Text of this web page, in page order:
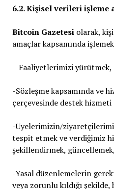
6.2. Kişisel verileri işleme
Bitcoin Gazetesiolarak,
amaçlar kapsamında
– Faaliyetlerimizi yürütmek,
-Sözleşme kapsamında ve
çerçevesinde destek hizmeti
-Üyelerimizin/
tespit etmek ve verdiğimiz
şekillendirmek, güncellemek,
-Yasal düzenlemelerin
veya zorunlu kıldığı